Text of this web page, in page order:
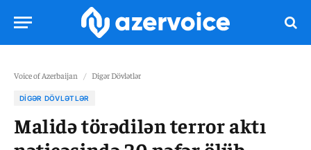
Voice of Azerbaijan / Digər Dövlətlər
DIGƏR DÖVLƏTLƏR
Malidə törədilən terror aktı